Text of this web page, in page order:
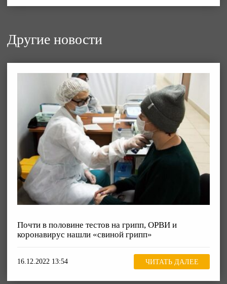
Другие новости
Почти в половине тестов на грипп, ОРВИ и
коронавирус нашли «свиной грипп»
16.12.2022 13:54 ЧИТАТЬ ДАЛЕЕ